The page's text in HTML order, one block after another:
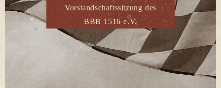
Vorstandschaftssitzung des
BBB 1516 e.V.